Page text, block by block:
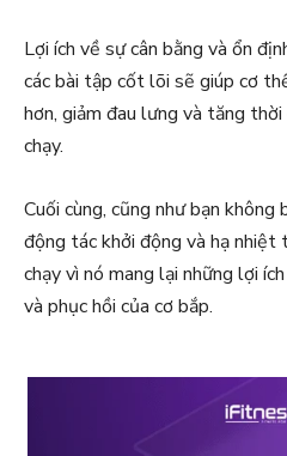
Lợi ích về sự cân bằng và ổn
các bài tập cốt lõi sẽ giúp cơ
hơn, giảm đau lưng và tăng thời
chạy.
Cuối cùng, cũng như bạn không
động tác khởi động và hạ nhiệt
chạy vì nó mang lại những lợi
và phục hồi của cơ bắp.